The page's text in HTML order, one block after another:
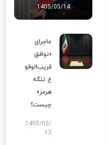
1405/05/14
ماجرای
«توافق
قریب‌الوقو
ع تنگه
هرمز»
چیست؟
1405/05/
13